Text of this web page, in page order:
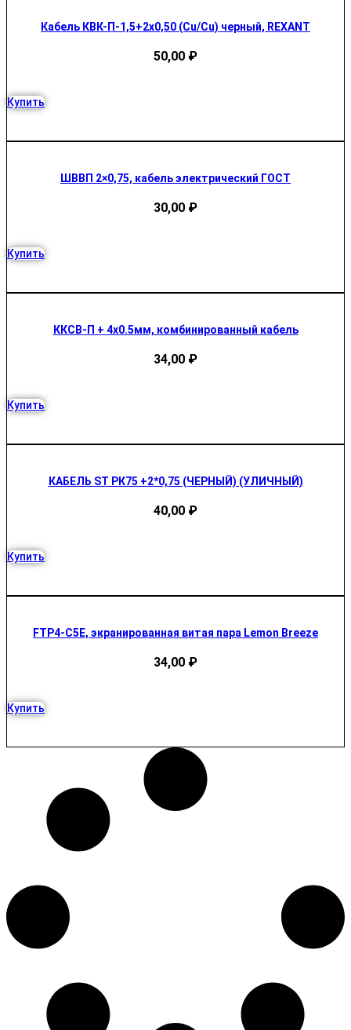
Кабель КВК-П-1,5+2х0,50 (Cu/Cu) черный, REXANT
50,00 ₽
Купить
ШВВП 2×0,75, кабель электрический ГОСТ
30,00 ₽
Купить
ККСВ-П + 4х0.5мм, комбинированный кабель
34,00 ₽
Купить
КАБЕЛЬ ST РК75 +2*0,75 (ЧЕРНЫЙ) (УЛИЧНЫЙ)
40,00 ₽
Купить
FTP4-C5E, экранированная витая пара Lemon Breeze
34,00 ₽
Купить